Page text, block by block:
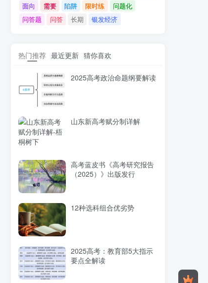
面向
需要 陷阱 限时练
问题化
问答题
问答 长期 银发经济
热门推荐 最近更新 猜你喜欢
2025高考政治命题纲要解读
山东新高考赋分制详解
高考蓝皮书《高考研究报告
（2025）》出版发行
12种选科组合优劣势
2025高考：教育部5大指示
要点全解读